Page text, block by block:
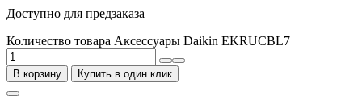
Доступно для предзаказа
Количество товара Аксессуары Daikin EKRUCBL7
В корзину Купить в один клик